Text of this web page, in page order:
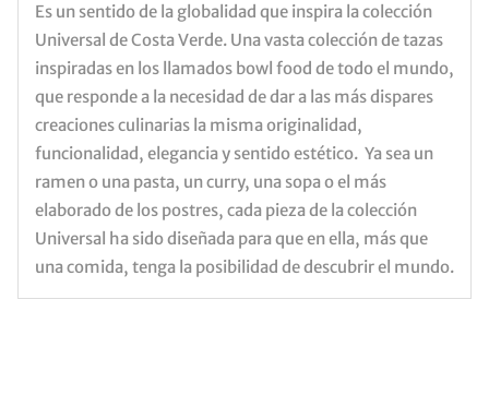
Es un sentido de la globalidad que inspira la colección
Universal de Costa Verde. Una vasta colección de tazas
inspiradas en los llamados bowl food de todo el mundo,
que responde a la necesidad de dar a las más dispares
creaciones culinarias la misma originalidad,
funcionalidad, elegancia y sentido estético. Ya sea un
ramen o una pasta, un curry, una sopa o el más
elaborado de los postres, cada pieza de la colección
Universal ha sido diseñada para que en ella, más que
una comida, tenga la posibilidad de descubrir el mundo.